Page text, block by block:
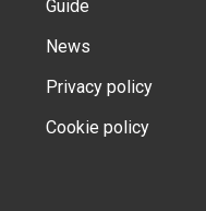
Guide
News
Privacy policy
Cookie policy